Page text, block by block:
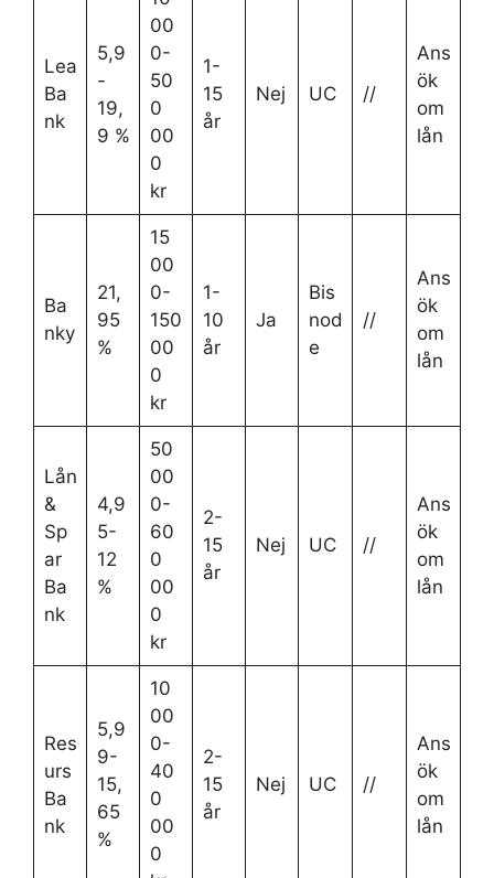
Lea
Ba
nk
5,9
-
19,
9 %
00
0-
50
0
00
0
kr
1-
15
år
Nej UC //
Ans
ök
om
lån
Ba
nky
21,
95
%
15
00
0-
150
00
0
kr
1-
10
år
Ja
Bis
nod
e
//
Ans
ök
om
lån
Lån
&
Sp
ar
Ba
nk
4,9
5-
12
%
50
00
0-
60
0
00
0
kr
2-
15
år
Nej UC //
Ans
ök
om
lån
Res
urs
Ba
nk
5,9
9-
15,
65
%
10
00
0-
40
0
00
0
2-
15
år
Nej UC //
Ans
ök
om
lån